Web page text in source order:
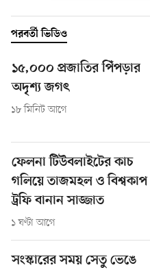
পরবর্তী ভিডিও
১৫,০০০ প্রজাতির পিঁপড়ার
অদৃশ্য জগৎ
১৮ মিনিট আগে
ফেলনা টিউবলাইটের কাচ
গলিয়ে তাজমহল ও বিশ্বকাপ
ট্রফি বানান সাজ্জাত
১ ঘণ্টা আগে
সংস্কারের সময় সেতু ভেঙে